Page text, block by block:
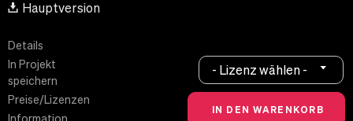
Hauptversion
Details
In Projekt
speichern
Preise/Lizenzen
- Lizenz wählen -